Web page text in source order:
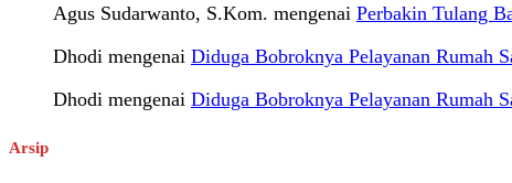
Agus Sudarwanto, S.Kom. mengenai Perbakin Tulang
Dhodi mengenai Diduga Bobroknya Pelayanan Rumah
Dhodi mengenai Diduga Bobroknya Pelayanan Rumah
Arsip